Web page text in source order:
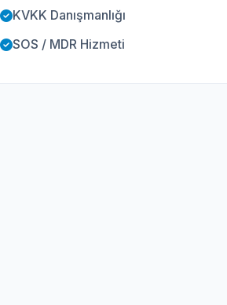
KVKK Danışmanlığı
SOS / MDR Hizmeti